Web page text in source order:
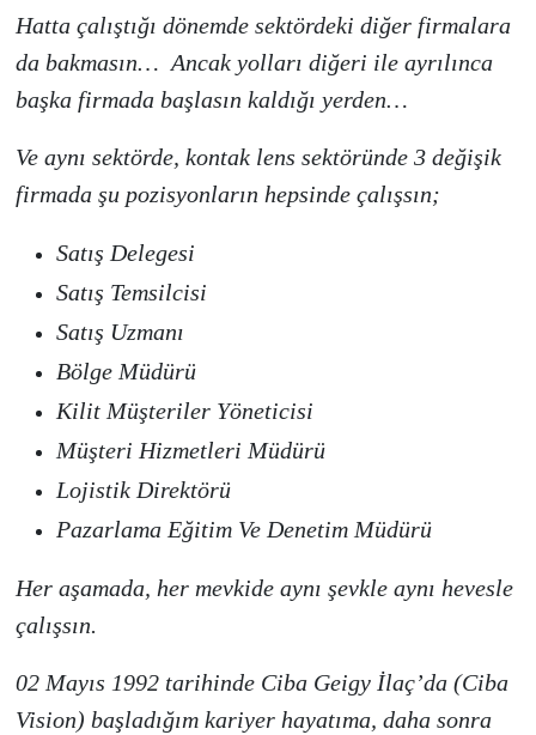
Hatta çalıştığı dönemde sektördeki diğer firmalara
da bakmasın… Ancak yolları diğeri ile ayrılınca
başka firmada başlasın kaldığı yerden…
Ve aynı sektörde, kontak lens sektöründe 3 değişik
firmada şu pozisyonların hepsinde çalışsın;
Satış Delegesi
Satış Temsilcisi
Satış Uzmanı
Bölge Müdürü
Kilit Müşteriler Yöneticisi
Müşteri Hizmetleri Müdürü
Lojistik Direktörü
Pazarlama Eğitim Ve Denetim Müdürü
Her aşamada, her mevkide aynı şevkle aynı hevesle
çalışsın.
02 Mayıs 1992 tarihinde Ciba Geigy İlaç’da (Ciba
Vision) başladığım kariyer hayatıma, daha sonra